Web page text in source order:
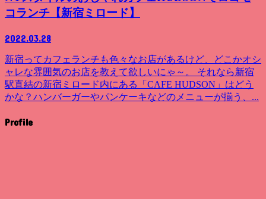
コランチ【新宿ミロード】
2022.03.28
新宿ってカフェランチも色々なお店があるけど、どこかオシ
ャレな雰囲気のお店を教えて欲しいにゃ～。 それなら新宿
駅直結の新宿ミロード内にある「CAFE HUDSON」はどう
かな？ハンバーガーやパンケーキなどのメニューが揃う、...
Profile